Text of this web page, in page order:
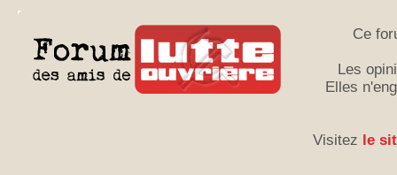
Ce
Les
Elles
Visitez le